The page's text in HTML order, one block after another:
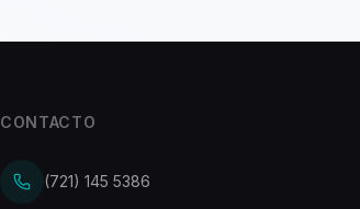
CONTACTO
(721) 145 5386